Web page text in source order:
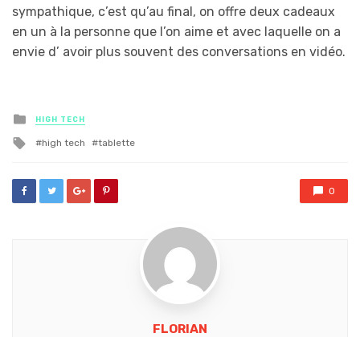
sympathique, c’est qu’au final, on offre deux cadeaux
en un à la personne que l’on aime et avec laquelle on a
envie d’ avoir plus souvent des conversations en vidéo.
Posted
in
HIGH TECH
Tagged
high tech tablette
0
FLORIAN